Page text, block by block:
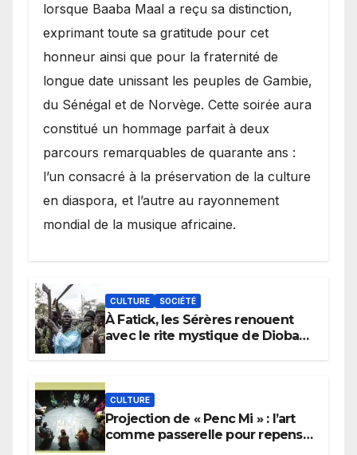
lorsque Baaba Maal a reçu sa distinction,
exprimant toute sa gratitude pour cet
honneur ainsi que pour la fraternité de
longue date unissant les peuples de Gambie,
du Sénégal et de Norvège. Cette soirée aura
constitué un hommage parfait à deux
parcours remarquables de quarante ans :
l’un consacré à la préservation de la culture
en diaspora, et l’autre au rayonnement
mondial de la musique africaine.
CULTURE SOCIÉTÉ
À Fatick, les Sérères renouent
avec le rite mystique de Diobaye
CULTURE
Projection de « Penc Mi » : l’art
comme passerelle pour repenser